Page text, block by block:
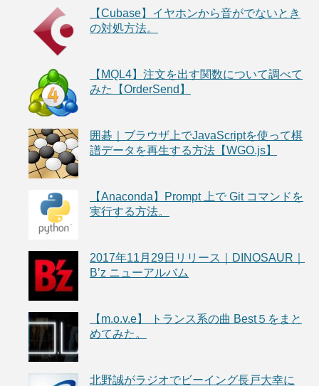
【Cubase】イヤホンから音がでないとき
の対処方法。
【MQL4】注文を出す関数について調べて
みた【OrderSend】
囲碁｜ブラウザ上でJavaScriptを使って棋
譜データを再生する方法【WGO.js】
【Anaconda】Prompt 上で Git コマンドを
実行する方法。
2017年11月29日リリース｜DINOSAUR｜
B’z ニューアルバム
【m.o.v.e】 トランス系の曲 Best５をまと
めてみた。
北野誠がラジオでビーイング長戸大幸に